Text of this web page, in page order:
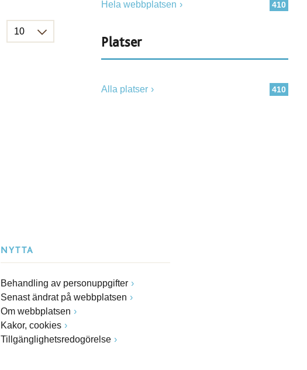
410
Hela webbplatsen
Platser
410
Alla platser
NYTTA
Behandling av personuppgifter
Senast ändrat på webbplatsen
Om webbplatsen
Kakor, cookies
Tillgänglighetsredogörelse